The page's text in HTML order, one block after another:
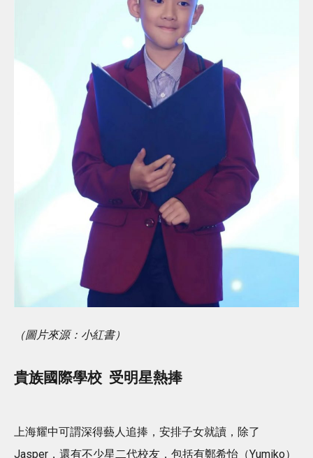
（圖片來源：小紅書）
貴族國際學校 受明星熱捧
上海耀中可謂深得藝人追捧，安排子女就讀，除了
Jasper，還有不少星二代校友，包括有鄭希怡（Yumiko）